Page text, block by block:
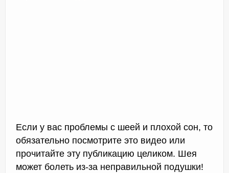
Если у вас проблемы с шеей и плохой сон, то
обязательно посмотрите это видео или
прочитайте эту публикацию целиком. Шея
может болеть из-за неправильной подушки!